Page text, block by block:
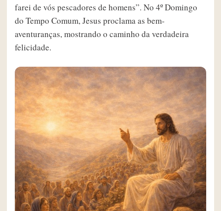
farei de vós pescadores de homens”. No 4º Domingo
do Tempo Comum, Jesus proclama as bem-
aventuranças, mostrando o caminho da verdadeira
felicidade.